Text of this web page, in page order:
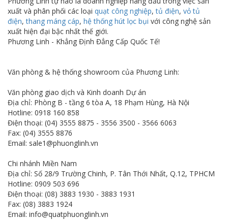
xuất và phân phối các loại quạt công nghiệp,tủ điện, vỏ tủ
điện,thang máng cáp, hệ thống hút lọc bụi với công nghệ sản
xuất hiện đại bậc nhất thế giới.
Phương Linh - Khẳng Định Đẳng Cấp Quốc Tế!
Văn phòng & hệ thống showroom của Phương Linh:
Văn phòng giao dịch và Kinh doanh Dự án
Địa chỉ: Phòng B - tầng 6 tòa A, 18 Phạm Hùng, Hà Nội
Hotline: 0918 160 858
Điện thoại: (04) 3555 8875 - 3556 3500 - 3566 6063
Fax: (04) 3555 8876
Email: sale1@phuonglinh.vn
Chi nhánh Miền Nam
Địa chỉ: Số 28/9 Trường Chinh, P. Tân Thới Nhất, Q.12, TPHCM
Hotline: 0909 503 696
Điện thoại: (08) 3883 1930 - 3883 1931
Fax: (08) 3883 1924
Email: info@quatphuonglinh.vn